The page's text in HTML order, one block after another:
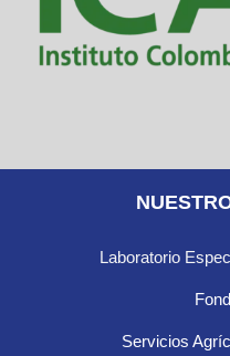
Laboratorio
Servicios